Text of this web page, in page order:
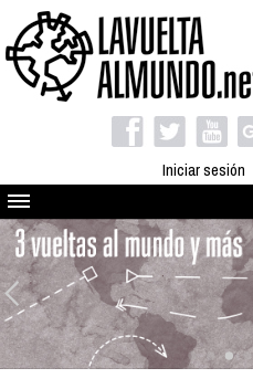
Iniciar sesión
Quienes somos
El proyecto
Blog
Viaja con nosotros
Camino solidario